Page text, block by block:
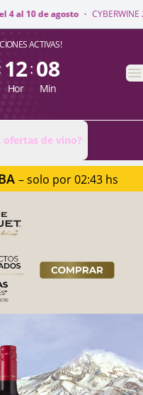
2026 · del 4 al 10 de
ACTIVAS!
12
Hor
: 08
Min
ofertas de vino?
– solo por 02:43 hs